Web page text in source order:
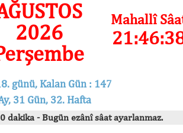
2026
Mahallî
günü, Kalan Gün : 147
31 Gün, 32. Hafta
0 dakika - Bugün ezânî sâat ayarlanmaz.